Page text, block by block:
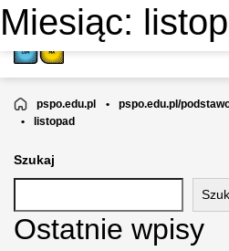
SPOŁECZNA SZKOŁA
PODSTAWOWA NR 13
pspo.edu.pl • pspo.edu.pl/
•
listopad
Szukaj
Ostatnie wpisy
Miesiąc: